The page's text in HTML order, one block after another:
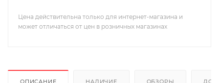
Цена действительна только для интернет-магазина и
может отличаться от цен в розничных магазинах
ОПИСАНИЕ НАЛИЧИЕ ОБЗОРЫ